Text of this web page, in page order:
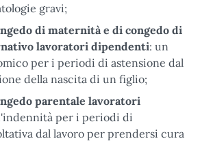
gravi;
di maternità e di congedo di
lavoratori dipendenti: un
per i periodi di astensione dal
della nascita di un figlio;
parentale lavoratori
per i periodi di
dal lavoro per prendersi cura